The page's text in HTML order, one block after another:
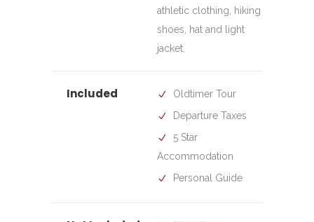
athletic clothing, hiking
shoes, hat and light
jacket.
Included
Oldtimer Tour
Departure Taxes
5 Star
Accommodation
Personal Guide